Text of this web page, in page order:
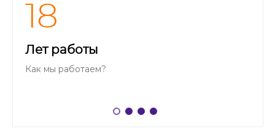
18
Лет работы
Как мы работаем?